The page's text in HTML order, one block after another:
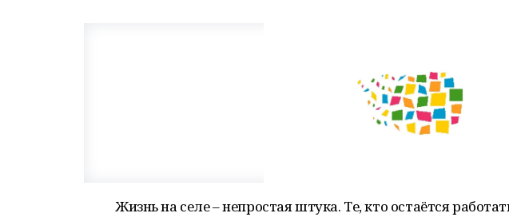
Жизнь на селе – непростая штука. Те, кто остаётся